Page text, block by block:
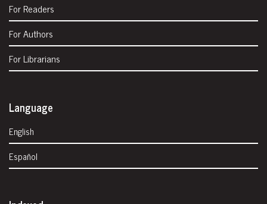
For Readers
For Authors
For Librarians
Language
English
Español